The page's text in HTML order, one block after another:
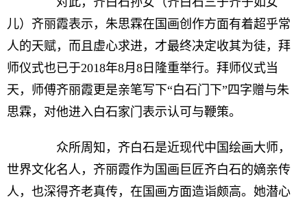
儿）齐丽霞表示，朱思霖在国画创作方面有着超乎常
人的天赋，而且虚心求进，才最终决定收其为徒，拜
师仪式也已于2018年8月8日隆重举行。拜师仪式当
天，师傅齐丽霞更是亲笔写下“白石门下”四字赠与朱
思霖，对他进入白石家门表示认可与鞭策。
众所周知，齐白石是近现代中国绘画大师，
世界文化名人，齐丽霞作为国画巨匠齐白石的嫡亲传
人，也深得齐老真传，在国画方面造诣颇高。她潜心